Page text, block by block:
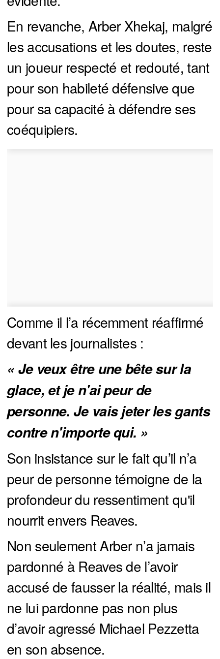
En revanche, Arber Xhekaj, malgré
les accusations et les doutes, reste
un joueur respecté et redouté, tant
pour son habileté défensive que
pour sa capacité à défendre ses
coéquipiers.
Comme il l’a récemment réaffirmé
devant les journalistes :
« Je veux être une bête sur la
glace, et je n'ai peur de
personne. Je vais jeter les gants
contre n'importe qui. »
Son insistance sur le fait qu’il n’a
peur de personne témoigne de la
profondeur du ressentiment qu'il
nourrit envers Reaves.
Non seulement Arber n’a jamais
pardonné à Reaves de l’avoir
accusé de fausser la réalité, mais il
ne lui pardonne pas non plus
d’avoir agressé Michael Pezzetta
en son absence.